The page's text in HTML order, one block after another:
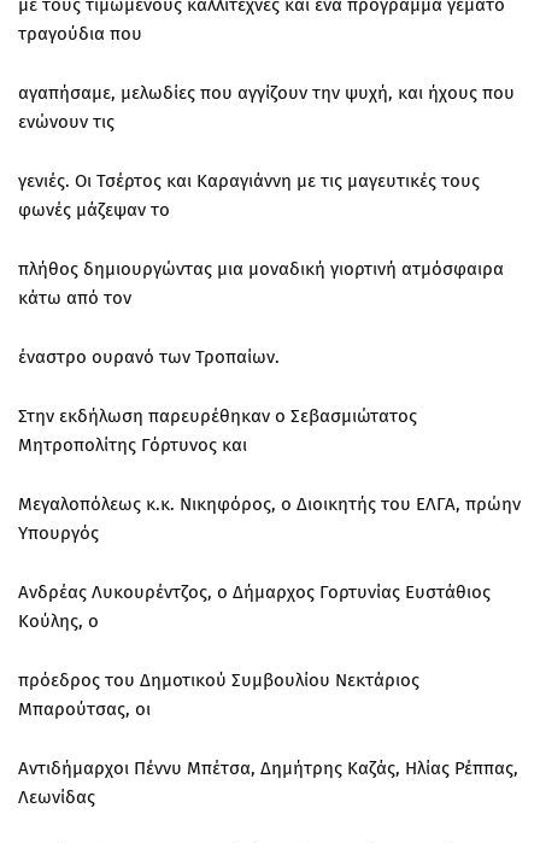
με τους τιμώμενους καλλιτέχνες και ένα πρόγραμμα γεμάτο
τραγούδια που
αγαπήσαμε, μελωδίες που αγγίζουν την ψυχή, και ήχους που
ενώνουν τις
γενιές. Οι Τσέρτος και Καραγιάννη με τις μαγευτικές τους
φωνές μάζεψαν το
πλήθος δημιουργώντας μια μοναδική γιορτινή ατμόσφαιρα
κάτω από τον
έναστρο ουρανό των Τροπαίων.
Στην εκδήλωση παρευρέθηκαν ο Σεβασμιώτατος
Μητροπολίτης Γόρτυνος και
Μεγαλοπόλεως κ.κ. Νικηφόρος, ο Διοικητής του ΕΛΓΑ, πρώην
Υπουργός
Ανδρέας Λυκουρέντζος, ο Δήμαρχος Γορτυνίας Ευστάθιος
Κούλης, ο
πρόεδρος του Δημοτικού Συμβουλίου Νεκτάριος
Μπαρούτσας, οι
Αντιδήμαρχοι Πέννυ Μπέτσα, Δημήτρης Καζάς, Ηλίας Ρέππας,
Λεωνίδας